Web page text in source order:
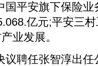
国平安旗下保险
亿元;平安三
业发展。
议聘任张智淳出